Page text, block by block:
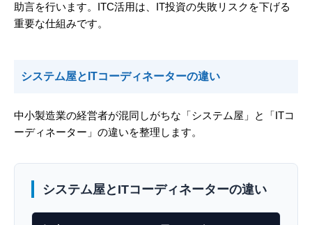
助言を行います。ITC活用は、IT投資の失敗リスクを下げる
重要な仕組みです。
システム屋とITコーディネーターの違い
中小製造業の経営者が混同しがちな「システム屋」と「ITコ
ーディネーター」の違いを整理します。
システム屋とITコーディネーターの違い